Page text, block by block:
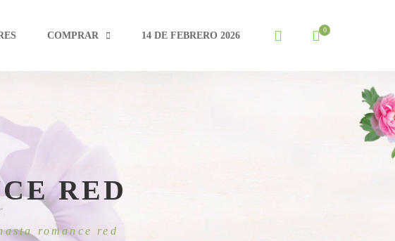
COMPRAR 14 DE FEBRERO 2026
RED
romance red